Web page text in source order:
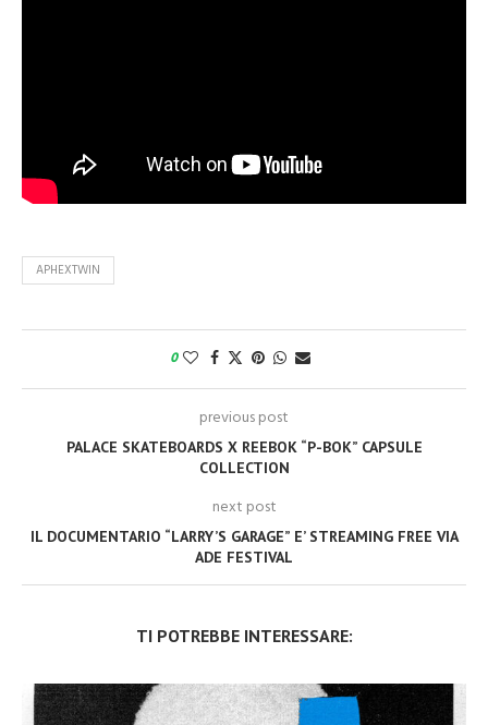
APHEXTWIN
0
previous post
PALACE SKATEBOARDS X REEBOK “P-BOK” CAPSULE
COLLECTION
next post
IL DOCUMENTARIO “LARRY’S GARAGE” E’ STREAMING FREE VIA
ADE FESTIVAL
TI POTREBBE INTERESSARE: